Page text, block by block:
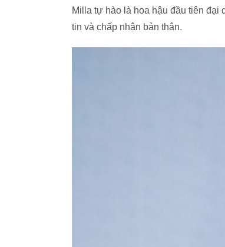
Milla tự hào là hoa hậu đầu tiên
tin và chấp nhận bản thân.